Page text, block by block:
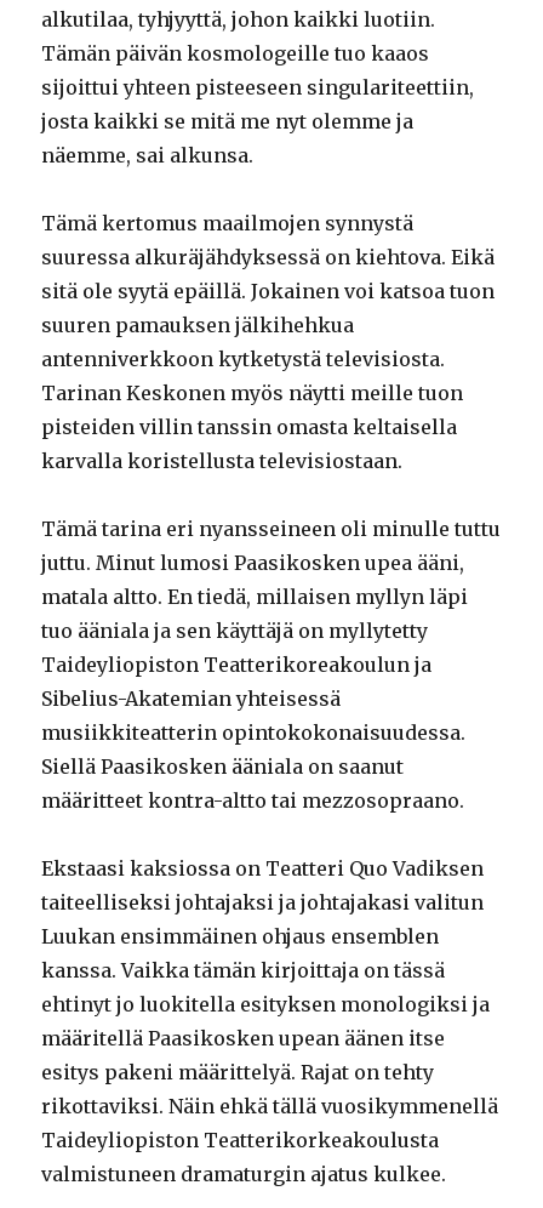
alkutilaa, tyhjyyttä, johon kaikki luotiin.
Tämän päivän kosmologeille tuo kaaos
sijoittui yhteen pisteeseen singulariteettiin,
josta kaikki se mitä me nyt olemme ja
näemme, sai alkunsa.
Tämä kertomus maailmojen synnystä
suuressa alkuräjähdyksessä on kiehtova. Eikä
sitä ole syytä epäillä. Jokainen voi katsoa tuon
suuren pamauksen jälkihehkua
antenniverkkoon kytketystä televisiosta.
Tarinan Keskonen myös näytti meille tuon
pisteiden villin tanssin omasta keltaisella
karvalla koristellusta televisiostaan.
Tämä tarina eri nyansseineen oli minulle tuttu
juttu. Minut lumosi Paasikosken upea ääni,
matala altto. En tiedä, millaisen myllyn läpi
tuo ääniala ja sen käyttäjä on myllytetty
Taideyliopiston Teatterikoreakoulun ja
Sibelius-Akatemian yhteisessä
musiikkiteatterin opintokokonaisuudessa.
Siellä Paasikosken ääniala on saanut
määritteet kontra-altto tai mezzosopraano.
Ekstaasi kaksiossa on Teatteri Quo Vadiksen
taiteelliseksi johtajaksi ja johtajakasi valitun
Luukan ensimmäinen ohjaus ensemblen
kanssa. Vaikka tämän kirjoittaja on tässä
ehtinyt jo luokitella esityksen monologiksi ja
määritellä Paasikosken upean äänen itse
esitys pakeni määrittelyä. Rajat on tehty
rikottaviksi. Näin ehkä tällä vuosikymmenellä
Taideyliopiston Teatterikorkeakoulusta
valmistuneen dramaturgin ajatus kulkee.